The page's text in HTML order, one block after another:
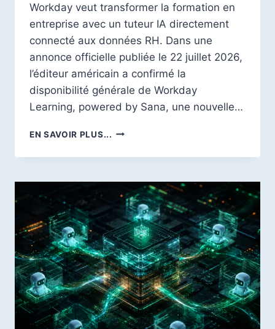
Workday veut transformer la formation en
entreprise avec un tuteur IA directement
connecté aux données RH. Dans une
annonce officielle publiée le 22 juillet 2026,
l’éditeur américain a confirmé la
disponibilité générale de Workday
Learning, powered by Sana, une nouvelle…
EN SAVOIR PLUS... WORKDAY
UN
IA
ALIMENTÉ
PAR
LES
DONNÉES
RH
DE
CHAQUE
SALARIÉ